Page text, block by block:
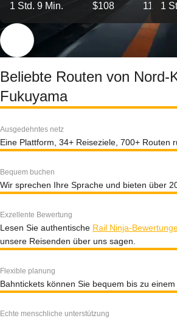
1 Std. 9 Min. $108 11 1
Beliebte Routen von Nord-
Fukuyama
Ausgedehntes netz
Eine Plattform, 34+ Reiseziele, 700+ Routen
Bequem buchen
Wir sprechen Ihre Sprache und bieten über
Exzellente Bewertung
Lesen Sie authentische Rail Ninja-
unsere Reisenden über uns sagen.
Flexible planung
Bahntickets können Sie bequem bis zu einem
Echte menschliche unterstützung